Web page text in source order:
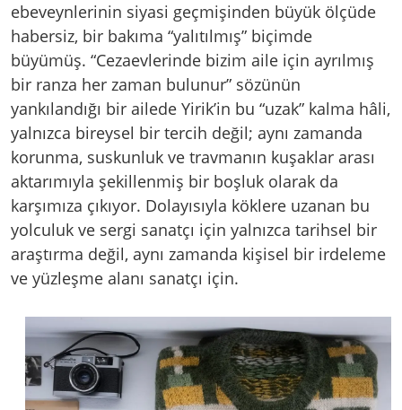
ebeveynlerinin siyasi geçmişinden büyük ölçüde
habersiz, bir bakıma “yalıtılmış” biçimde
büyümüş. “Cezaevlerinde bizim aile için ayrılmış
bir ranza her zaman bulunur” sözünün
yankılandığı bir ailede Yirik’in bu “uzak” kalma hâli,
yalnızca bireysel bir tercih değil; aynı zamanda
korunma, suskunluk ve travmanın kuşaklar arası
aktarımıyla şekillenmiş bir boşluk olarak da
karşımıza çıkıyor. Dolayısıyla köklere uzanan bu
yolculuk ve sergi sanatçı için yalnızca tarihsel bir
araştırma değil, aynı zamanda kişisel bir irdeleme
ve yüzleşme alanı sanatçı için.